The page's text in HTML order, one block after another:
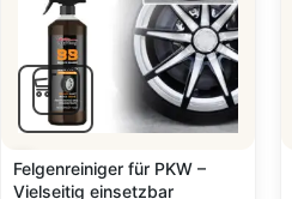
Felgenreiniger für PKW –
Vielseitig einsetzbar